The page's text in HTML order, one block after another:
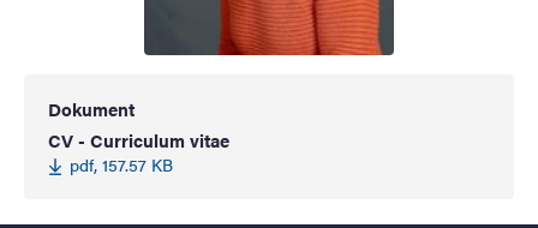
Dokument
CV - Curriculum vitae
pdf, 157.57 KB